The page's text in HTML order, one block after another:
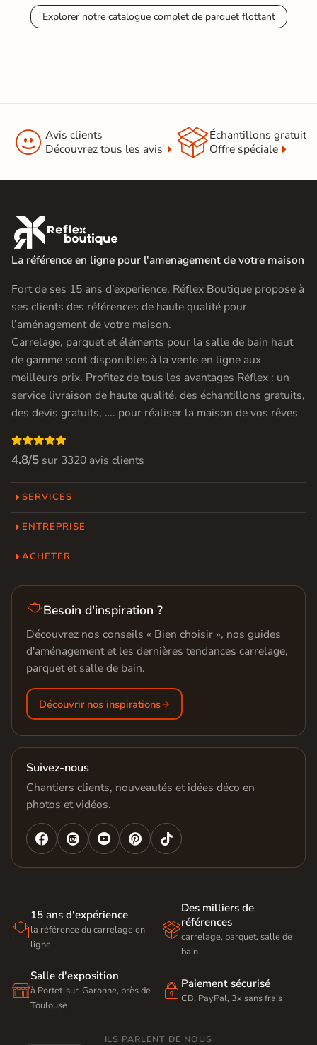
Explorer notre catalogue complet de parquet flottant
 Avis clients
Découvrez tous les avis
Échantillons gratuit
Offre spéciale

La référence en ligne pour l'amenagement de votre maison
Fort de ses 15 ans d’experience, Réflex Boutique propose à
ses clients des références de haute qualité pour
l’aménagement de votre maison.
Carrelage, parquet et éléments pour la salle de bain haut
de gamme sont disponibles à la vente en ligne aux
meilleurs prix. Profitez de tous les avantages Réflex : un
service livraison de haute qualité, des échantillons gratuits,
des devis gratuits, …. pour réaliser la maison de vos rêves

4.8/5 sur 3320 avis clients
SERVICES
ENTREPRISE
ACHETER
Besoin d'inspiration ?
Découvrez nos conseils « Bien choisir », nos guides
d'aménagement et les dernières tendances carrelage,
parquet et salle de bain.
Découvrir nos inspirations
Suivez-nous
Chantiers clients, nouveautés et idées déco en
photos et vidéos.
   

15 ans d'expérience
la référence du carrelage en
ligne

Des milliers de
références
carrelage, parquet, salle de
bain

Salle d'exposition
à Portet-sur-Garonne, près de
Toulouse
 Paiement sécurisé
CB, PayPal, 3x sans frais
ILS PARLENT DE NOUS